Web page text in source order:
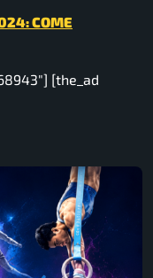
COME
[the_ad